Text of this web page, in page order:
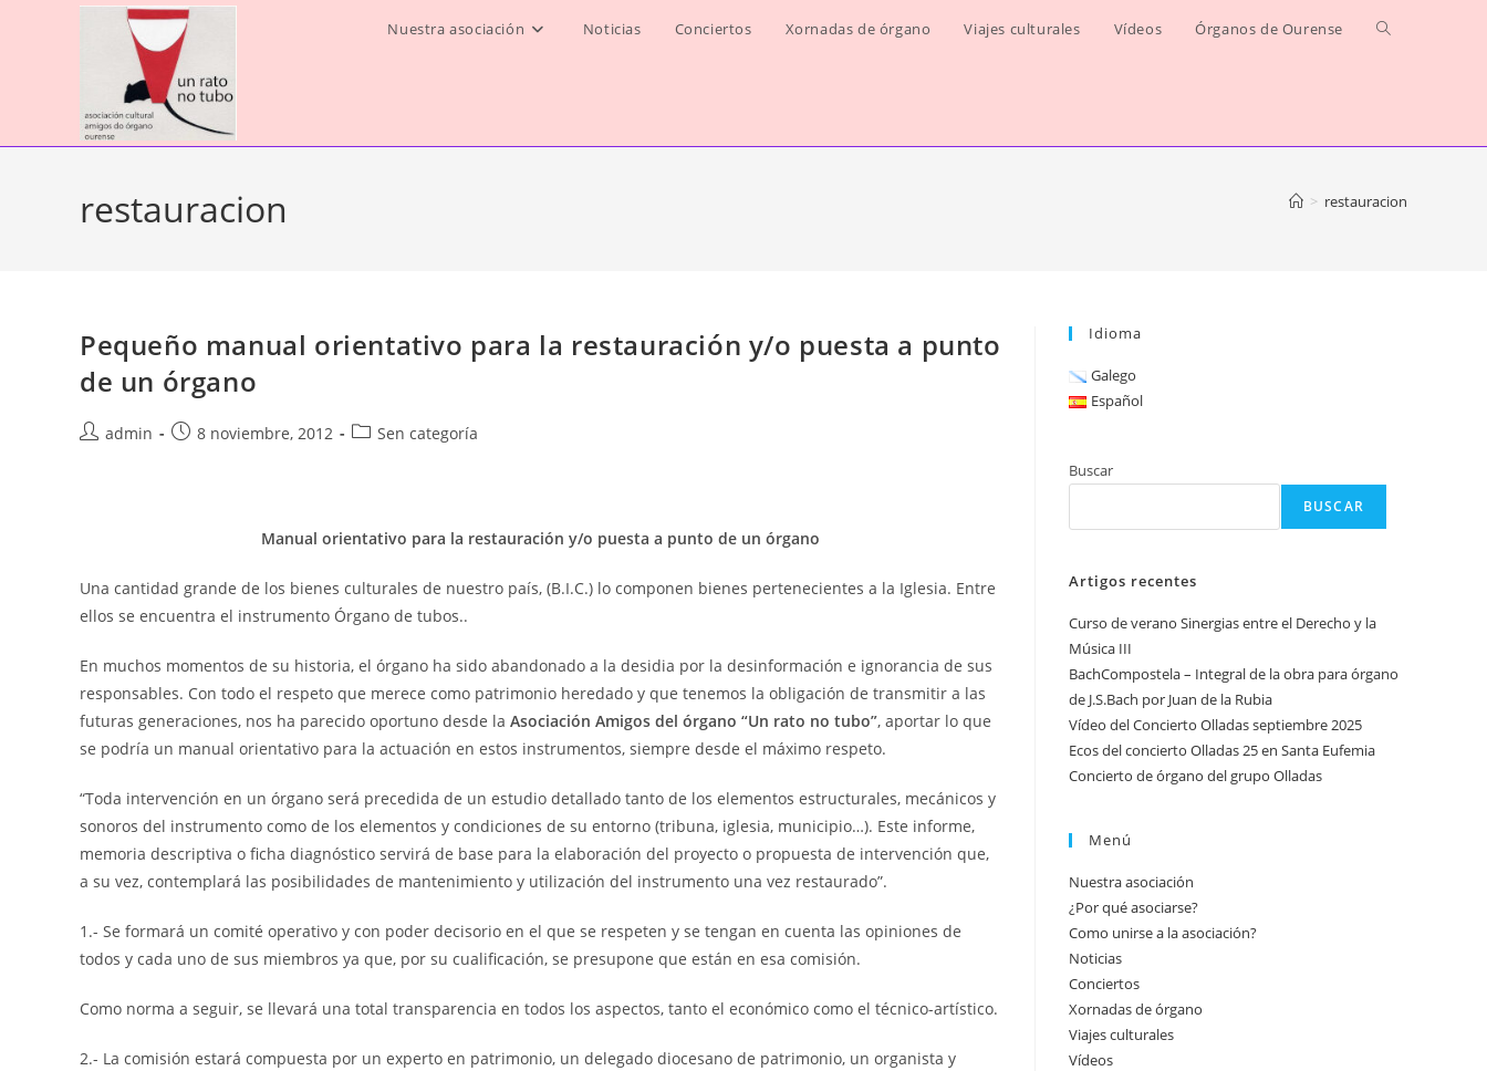
Nuestra asociación Noticias Conciertos Xornadas de órgano Viajes culturales Vídeos Órganos de Ourense Alternar
restauracion > restauracion
Pequeño manual orientativo para la restauración y/o puesta a punto
de un órgano
Autoradmin
Publicación
8 noviembre, 2012
Categoría
Sen categoría
Manual orientativo para la restauración y/o puesta a punto de un órgano
Una cantidad grande de los bienes culturales de nuestro país, (B.I.C.) lo componen bienes pertenecientes a la Iglesia. Entre
ellos se encuentra el instrumento Órgano de tubos..
En muchos momentos de su historia, el órgano ha sido abandonado a la desidia por la desinformación e ignorancia de sus
responsables. Con todo el respeto que merece como patrimonio heredado y que tenemos la obligación de transmitir a las
futuras generaciones, nos ha parecido oportuno desde la Asociación Amigos del órgano “Un rato no tubo”, aportar lo que
se podría un manual orientativo para la actuación en estos instrumentos, siempre desde el máximo respeto.
“Toda intervención en un órgano será precedida de un estudio detallado tanto de los elementos estructurales, mecánicos y
sonoros del instrumento como de los elementos y condiciones de su entorno (tribuna, iglesia, municipio…). Este informe,
memoria descriptiva o ficha diagnóstico servirá de base para la elaboración del proyecto o propuesta de intervención que,
a su vez, contemplará las posibilidades de mantenimiento y utilización del instrumento una vez restaurado”.
1.- Se formará un comité operativo y con poder decisorio en el que se respeten y se tengan en cuenta las opiniones de
todos y cada uno de sus miembros ya que, por su cualificación, se presupone que están en esa comisión.
Como norma a seguir, se llevará una total transparencia en todos los aspectos, tanto el económico como el técnico-artístico.
2.- La comisión estará compuesta por un experto en patrimonio, un delegado diocesano de patrimonio, un organista y
Idioma
Galego
Español
Buscar
BUSCAR
Artigos recentes
Curso de verano Sinergias entre el Derecho y la
Música III
BachCompostela – Integral de la obra para órgano
de J.S.Bach por Juan de la Rubia
Vídeo del Concierto Olladas septiembre 2025
Ecos del concierto Olladas 25 en Santa Eufemia
Concierto de órgano del grupo Olladas
Menú
Nuestra asociación
¿Por qué asociarse?
Como unirse a la asociación?
Noticias
Conciertos
Xornadas de órgano
Viajes culturales
Vídeos